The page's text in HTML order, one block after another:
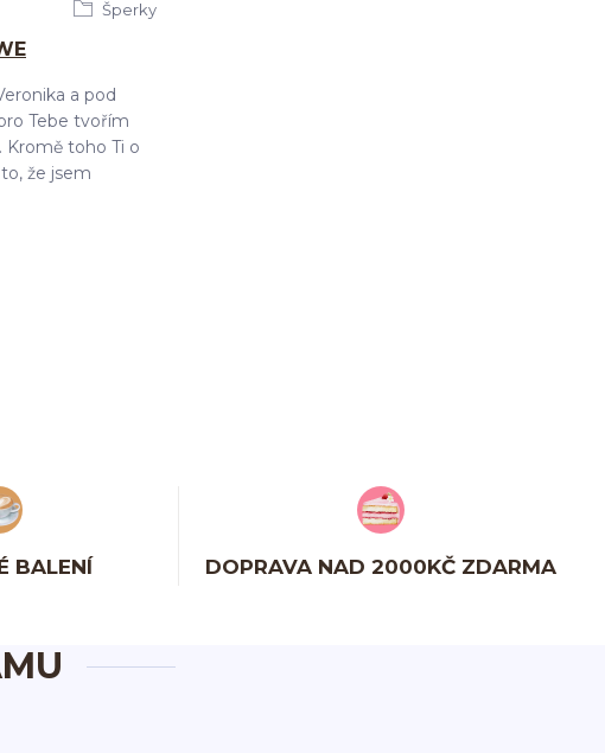
Šperky
a pod
Tebe tvořím
Kromě toho Ti o
že jsem
BALENÍ DOPRAVA NAD 2000KČ ZDARMA